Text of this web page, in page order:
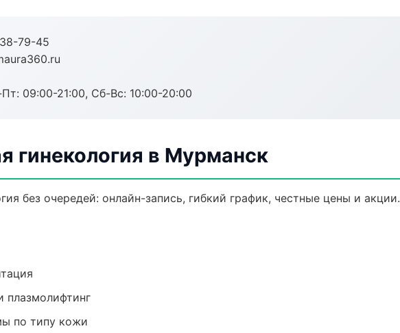
79-45
09:00-21:00, Сб-Вс: 10:00-20:00
гинекология в Мурманск
без очередей: онлайн-запись, гибкий график, честные цены и акции.
плазмолифтинг
по типу кожи